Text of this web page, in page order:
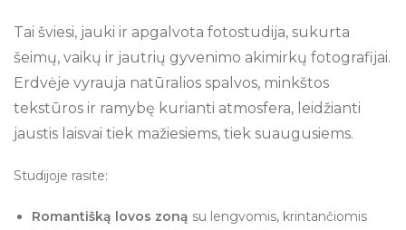
Tai šviesi, jauki ir apgalvota fotostudija, sukurta
šeimų, vaikų ir jautrių gyvenimo akimirkų fotografijai.
Erdvėje vyrauja natūralios spalvos, minkštos
tekstūros ir ramybę kurianti atmosfera, leidžianti
jaustis laisvai tiek mažiesiems, tiek suaugusiems.
Studijoje rasite:
Romantišką lovos zoną su lengvomis, krintančiomis